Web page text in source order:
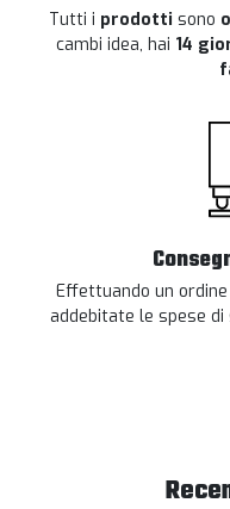
Tutti i prodotti sono
cambi idea, hai 14
Effettuando un
addebitate le spese di